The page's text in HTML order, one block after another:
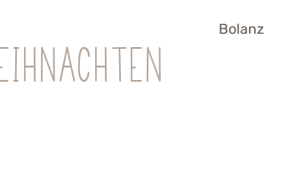
Bolanz